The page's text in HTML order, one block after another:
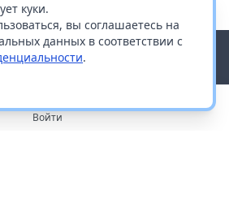
куки.
вы соглашаетесь на
данных в соответствии с
.
Войти